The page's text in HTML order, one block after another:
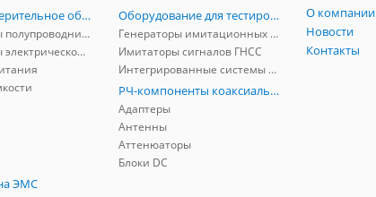
Электроизмерительное оборудование
Анализаторы полупроводников
Анализаторы электрической мощности
Оборудование для тестирования и симуляции ГНСС
Генераторы имитационных и заградительных помех
Имитаторы сигналов ГНСС
Интегрированные системы защиты от ГНСС-помех
РЧ-компоненты коаксиальные
Адаптеры
Антенны
Аттенюаторы
Блоки DC
ЭМС
О компании
Новости
Контакты